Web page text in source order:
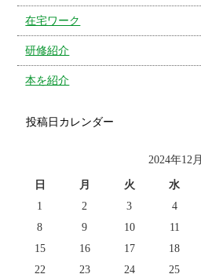
在宅ワーク
研修紹介
本を紹介
投稿日カレンダー
2024年12月
日 月 火 水
1
2 3 4
8
9 10 11
15
16 17 18
22
23 24 25